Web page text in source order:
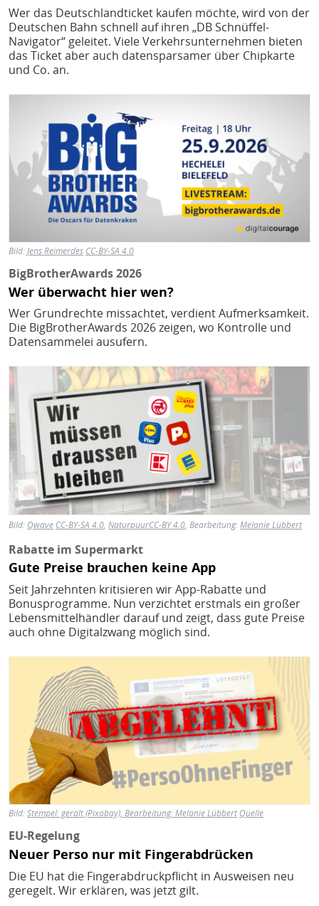
Wer das Deutschlandticket kaufen möchte, wird von der
Deutschen Bahn schnell auf ihren „DB Schnüffel-
Navigator“ geleitet. Viele Verkehrsunternehmen bieten
das Ticket aber auch datensparsamer über Chipkarte
und Co. an.
Bild
Bild:Jens Reimerdes CC-BY-SA 4.0
BigBrotherAwards 2026
Wer überwacht hier wen?
Wer Grundrechte missachtet, verdient Aufmerksamkeit.
Die BigBrotherAwards 2026 zeigen, wo Kontrolle und
Datensammelei ausufern.
Bild
Bild: Qwave CC-BY-SA 4.0, NaturpuurCC-BY 4.0, Bearbeitung:Melanie Lübbert
Rabatte im Supermarkt
Gute Preise brauchen keine App
Seit Jahrzehnten kritisieren wir App-Rabatte und
Bonusprogramme. Nun verzichtet erstmals ein großer
Lebensmittelhändler darauf und zeigt, dass gute Preise
auch ohne Digitalzwang möglich sind.
Bild
Bild:Stempel: geralt (Pixabay), Bearbeitung: Melanie Lübbert Quelle
EU-Regelung
Neuer Perso nur mit Fingerabdrücken
Die EU hat die Fingerabdruckpflicht in Ausweisen neu
geregelt. Wir erklären, was jetzt gilt.